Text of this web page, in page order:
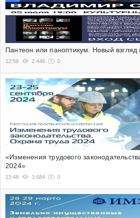
Пантеон или паноптикум. Новый взгляд
12:56 2 446 0
«Изменения трудового
2024»
13:48 3 684 0